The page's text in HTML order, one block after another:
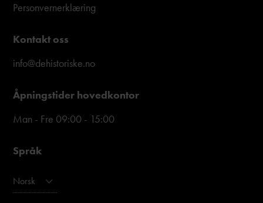
Personvernerklæring
Kontakt oss
info@dehistoriske.no
Åpningstider hovedkontor
Man - Fre 09:00 - 15:00
Språk
Norsk